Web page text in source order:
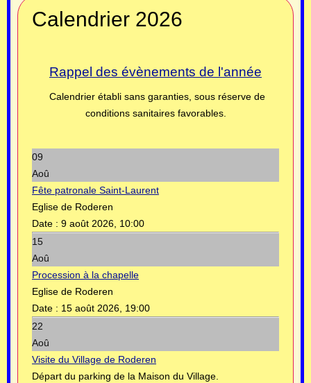
Calendrier 2026
Rappel des évènements de l'année
Calendrier établi sans garanties, sous réserve de
conditions sanitaires favorables.
09
Aoû
Fête patronale Saint-Laurent
Eglise de Roderen
Date : 9 août 2026, 10:00
15
Aoû
Procession à la chapelle
Eglise de Roderen
Date : 15 août 2026, 19:00
22
Aoû
Visite du Village de Roderen
Départ du parking de la Maison du Village.